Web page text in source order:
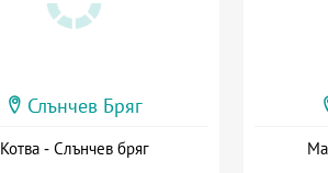
Слънчев Бряг
Котва - Слънчев бряг